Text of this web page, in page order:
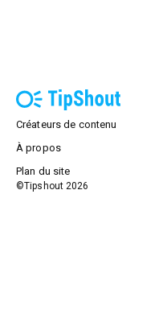
Créateurs de contenu
À propos
Plan du site
©Tipshout 2026